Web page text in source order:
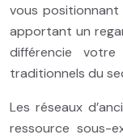
vous positionnant
apportant un
différencie
traditionnels du
Les réseaux
ressource sous-